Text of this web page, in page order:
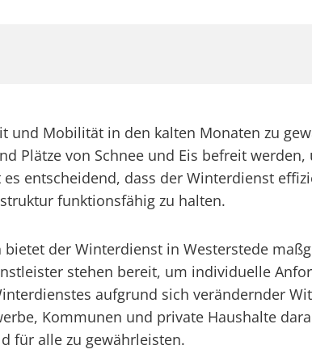
und Mobilität in den kalten Monaten zu
Plätze von Schnee und Eis befreit
entscheidend, dass der Winterdienst
funktionsfähig zu halten.
der Winterdienst in Westerstede
stehen bereit, um individuelle
aufgrund sich verändernder
Kommunen und private Haushalte
für alle zu gewährleisten.